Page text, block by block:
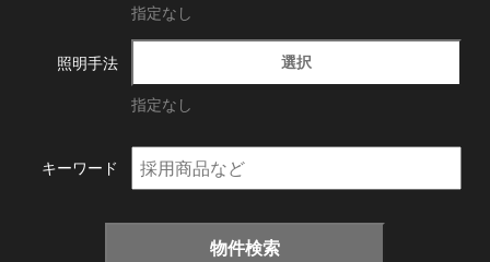
指定なし
照明手法 選択
指定なし
キーワード
物件検索